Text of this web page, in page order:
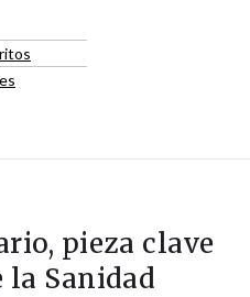
pieza clave
la Sanidad